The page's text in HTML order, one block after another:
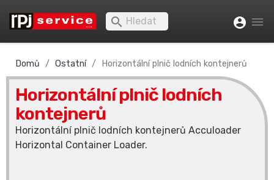
 account_circle 
Domů Ostatní Horizontální plnič lodních kontejnerů
Horizontální plnič lodních
kontejnerů
Horizontální plnič lodních kontejnerů Acculoader
Horizontal Container Loader.